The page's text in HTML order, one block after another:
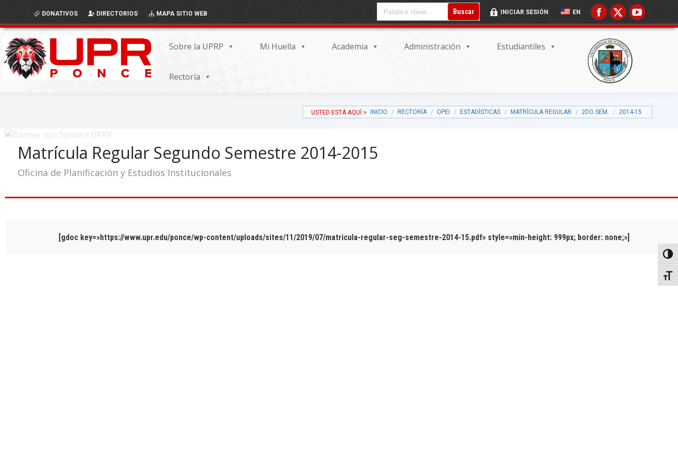
Content
navigation
DONATIVOS DIRECTORIOS MAPA SITIO WEB
CAMPO DE ENTRADA DEL BUSCADOR:
Buscar INICIAR SESIÓN EN
Sobre la UPRP Mi Huella Academia Administración Estudiantiles
Rectoría
INICIO RECTORÍA OPEI ESTADÍSTICAS MATRÍCULA REGULAR 2DO SEM. 2014-15
Matrícula Regular Segundo Semestre 2014-2015
Oficina de Planificación y Estudios Institucionales
[gdoc key=»https://www.upr.edu/ponce/wp-content/uploads/sites/11/2019/07/matricula-regular-seg-semestre-2014-15.pdf» style=»min-height: 999px; border: none;»]